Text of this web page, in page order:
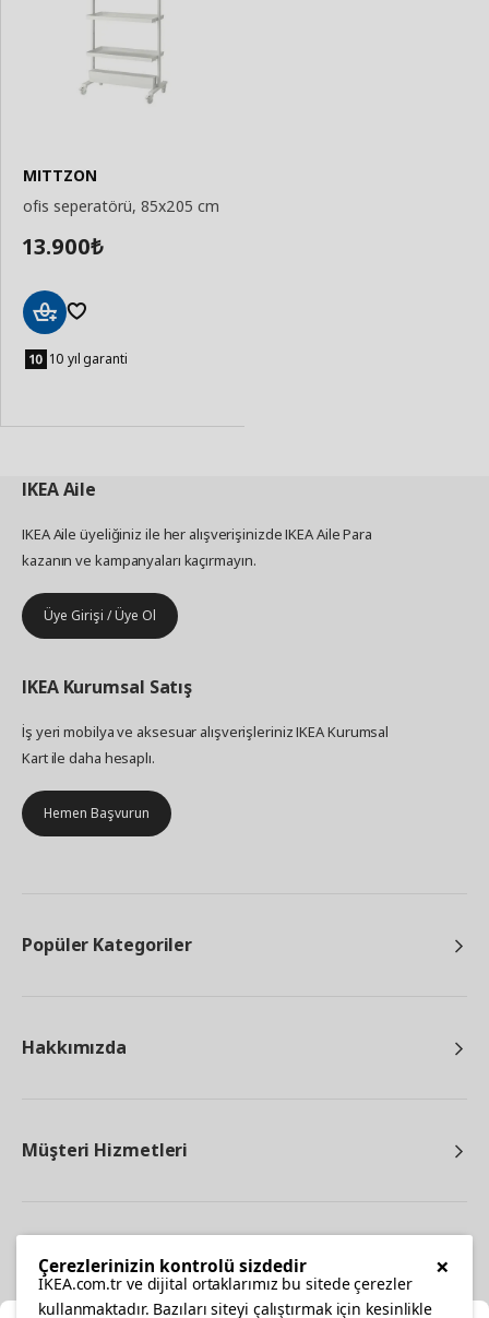
MITTZON
ofis seperatörü, 85x205 cm
13.900₺
Ekle 10 yıl garanti
IKEAAile
IKEA Aile üyeliğiniz ile her alışverişinizde IKEA Aile Para
kazanın ve kampanyaları kaçırmayın.
Üye Girişi / Üye Ol
IKEA Kurumsal Satış
İş yeri mobilya ve aksesuar alışverişleriniz IKEA Kurumsal
Kart ile daha hesaplı.
Hemen Başvurun
Popüler Kategoriler
Hakkımızda
Müşteri Hizmetleri
×
Çerezlerinizin kontrolü sizdedir
IKEA.com.tr ve dijital ortaklarımız bu sitede çerezler
kullanmaktadır. Bazıları siteyi çalıştırmak için kesinlikle